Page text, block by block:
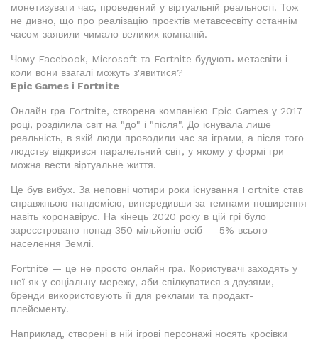
монетизувати час, проведений у віртуальній реальності. Тож
не дивно, що про реалізацію проєктів метавсесвіту останнім
часом заявили чимало великих компаній.
Чому Facebook, Microsoft та Fortnite будують метасвіти і
коли вони взагалі можуть з'явитися?
Epic Games і Fortnite
Онлайн гра Fortnite, створена компанією Epic Games у 2017
році, розділила світ на "до" і "після". До існувала лише
реальність, в якій люди проводили час за іграми, а після того
людству відкрився паралельний світ, у якому у формі гри
можна вести віртуальне життя.
Це був вибух. За неповні чотири роки існування Fortnite став
справжньою пандемією, випередивши за темпами поширення
навіть коронавірус. На кінець 2020 року в цій грі було
зареєстровано понад 350 мільйонів осіб — 5% всього
населення Землі.
Fortnite — це не просто онлайн гра. Користувачі заходять у
неї як у соціальну мережу, аби спілкуватися з друзями,
бренди використовують її для реклами та продакт-
плейсменту.
Наприклад, створені в ній ігрові персонажі носять кросівки